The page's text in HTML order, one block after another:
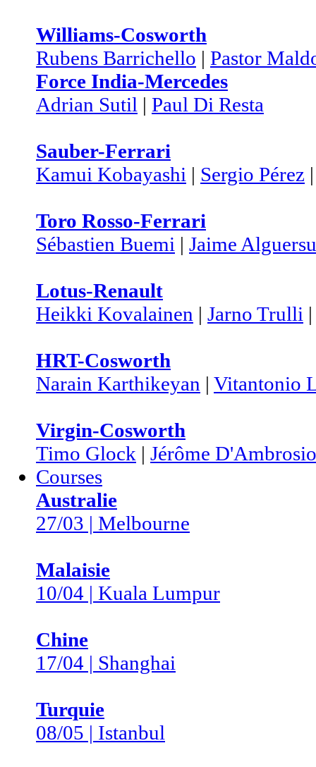
Williams-Cosworth
Rubens Barrichello | Pastor
Force India-Mercedes
Adrian Sutil | Paul Di Resta
Sauber-Ferrari
Kamui Kobayashi | Sergio Pérez
Toro Rosso-Ferrari
Sébastien Buemi | Jaime
Lotus-Renault
Heikki Kovalainen | Jarno Trulli
HRT-Cosworth
Narain Karthikeyan | Vitantonio
Virgin-Cosworth
Timo Glock | Jérôme D'Ambrosio
Courses
Australie
27/03 | Melbourne
Malaisie
10/04 | Kuala Lumpur
Chine
17/04 | Shanghai
Turquie
08/05 | Istanbul